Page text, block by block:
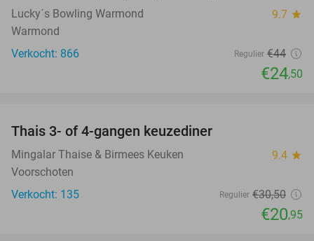
Lucky´s Bowling Warmond 9.7 star
Warmond
Verkocht: 866
Regulier €44
€24,50
Thais 3- of 4-gangen keuzediner
Mingalar Thaise & Birmees Keuken 9.4 star
Voorschoten
Verkocht: 135
Regulier €30,50
€20,95